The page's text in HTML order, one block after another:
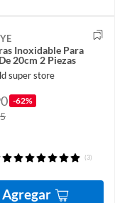
Inoxidable Para
20cm 2 Piezas
super store
-62%
(3)
Agregar